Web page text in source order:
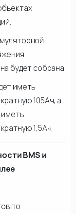
будет собрана.
иметь
105Ач, а
иметь
1,5Ач.
BMS и
по